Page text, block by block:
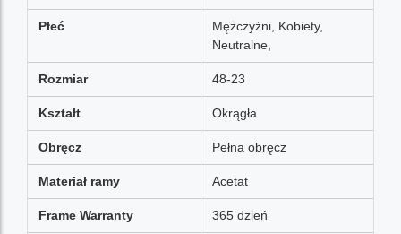
Płeć
Mężczyźni, Kobiety,
Neutralne,
Rozmiar 48-23
Kształt Okrągła
Obręcz Pełna obręcz
Materiał ramy Acetat
Frame Warranty 365 dzień